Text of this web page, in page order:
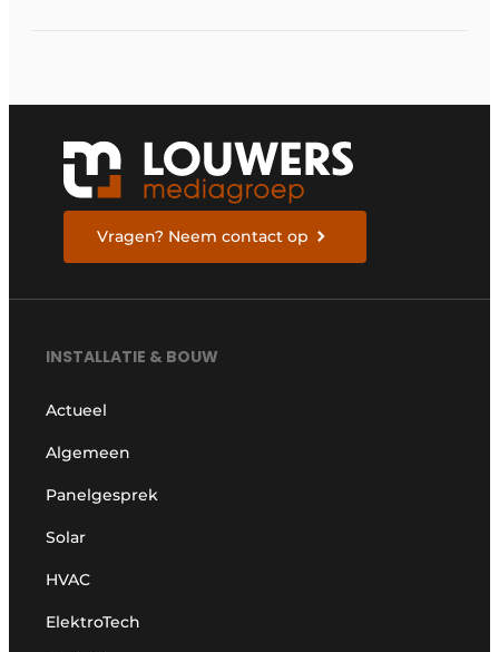
Vragen? Neem contact op
INSTALLATIE & BOUW
Actueel
Algemeen
Panelgesprek
Solar
HVAC
ElektroTech